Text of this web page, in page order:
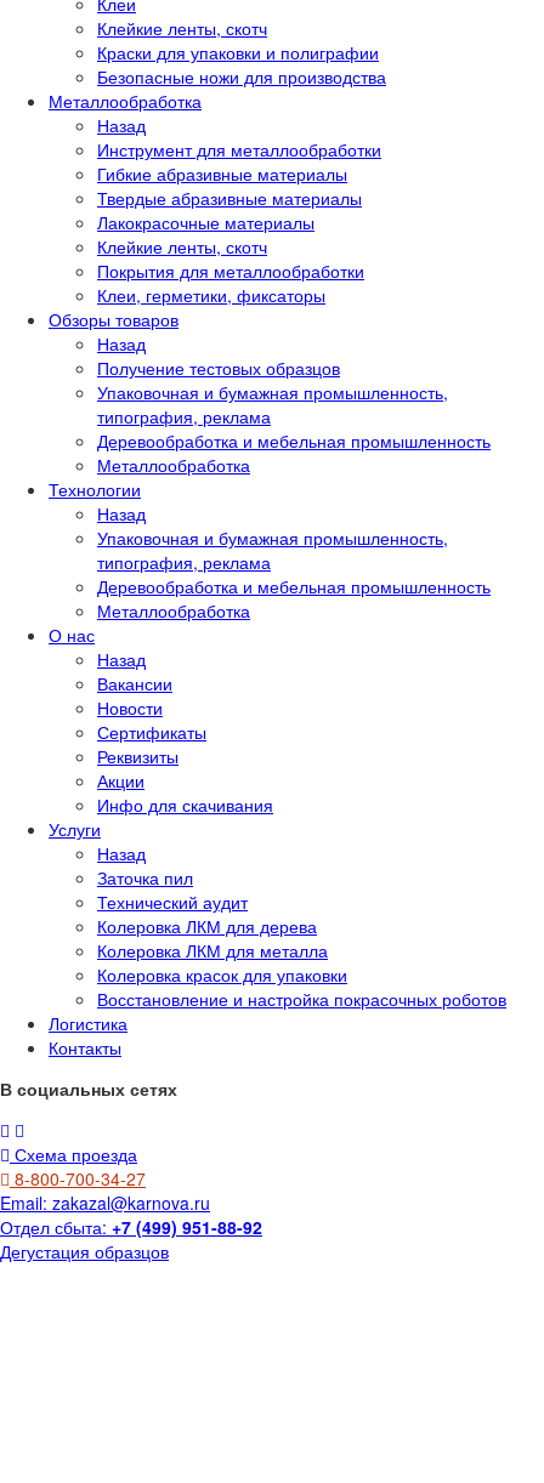
Клейкие ленты, скотч
Краски для упаковки и полиграфии
Безопасные ножи для производства
Металлообработка
Назад
Инструмент для металлообработки
Гибкие абразивные материалы
Твердые абразивные материалы
Лакокрасочные материалы
Клейкие ленты, скотч
Покрытия для металлообработки
Клеи, герметики, фиксаторы
Обзоры товаров
Назад
Получение тестовых образцов
Упаковочная и бумажная промышленность,
типография, реклама
Деревообработка и мебельная промышленность
Металлообработка
Технологии
Назад
Упаковочная и бумажная промышленность,
типография, реклама
Деревообработка и мебельная промышленность
Металлообработка
О нас
Назад
Вакансии
Новости
Сертификаты
Реквизиты
Акции
Инфо для скачивания
Услуги
Назад
Заточка пил
Технический аудит
Колеровка ЛКМ для дерева
Колеровка ЛКМ для металла
Колеровка красок для упаковки
Восстановление и настройка покрасочных роботов
Логистика
Контакты
В социальных сетях
Схема проезда
8-800-700-34-27
Email: zakazal@karnova.ru
Отдел сбыта: +7 (499) 951-88-92
Дегустация образцов